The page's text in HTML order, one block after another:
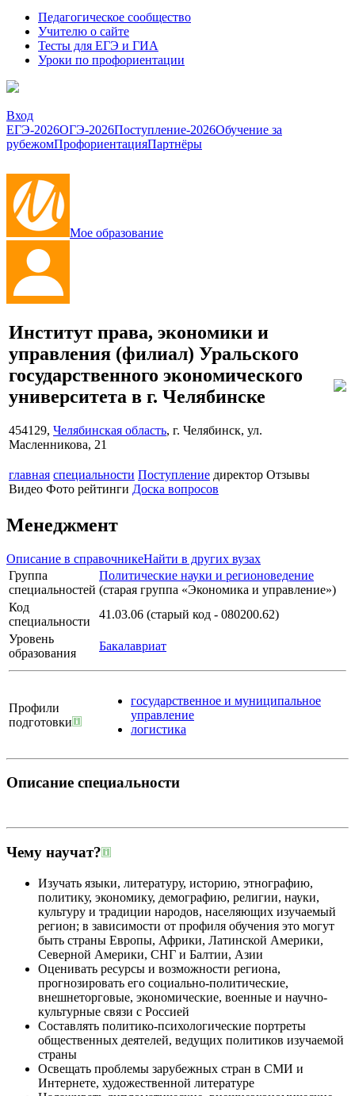
Педагогическое сообщество
Учителю о сайте
Тесты для ЕГЭ и ГИА
Уроки по профориентации
Вход
ЕГЭ-2026ОГЭ-2026Поступление-2026Обучение за
рубежомПрофориентацияПартнёры
Мое образование
Институт права, экономики и
управления (филиал) Уральского
государственного экономического
университета в г. Челябинске
454129, Челябинская область, г. Челябинск, ул.
Масленникова, 21
главная специальности Поступление директор Отзывы
Видео Фото рейтинги Доска вопросов
Менеджмент
Описание в справочникеНайти в других вузах
Группа
специальностей
Политические науки и регионоведение
(старая группа «Экономика и управление»)
Код
специальности
41.03.06 (старый код - 080200.62)
Уровень
образования
Бакалавриат
Профили
подготовки
государственное и муниципальное
управление
логистика
Описание специальности
Чему научат?
Изучать языки, литературу, историю, этнографию,
политику, экономику, демографию, религии, науки,
культуру и традиции народов, населяющих изучаемый
регион; в зависимости от профиля обучения это могут
быть страны Европы, Африки, Латинской Америки,
Северной Америки, СНГ и Балтии, Азии
Оценивать ресурсы и возможности региона,
прогнозировать его социально-политические,
внешнеторговые, экономические, военные и научно-
культурные связи с Россией
Составлять политико-психологические портреты
общественных деятелей, ведущих политиков изучаемой
страны
Освещать проблемы зарубежных стран в СМИ и
Интернете, художественной литературе